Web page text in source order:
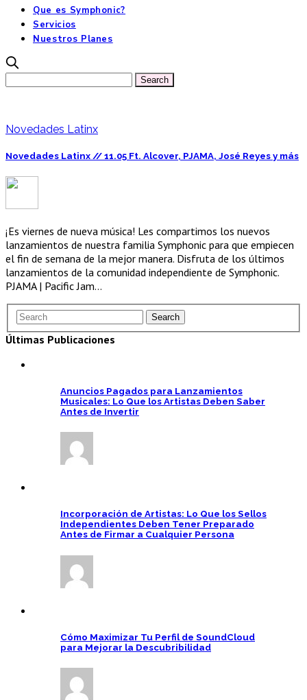
Que es Symphonic?
Servicios
Nuestros Planes
Novedades Latinx
Novedades Latinx // 11.05 Ft. Alcover, PJAMA, José Reyes y más
¡Es viernes de nueva música! Les compartimos los nuevos
lanzamientos de nuestra familia Symphonic para que empiecen
el fin de semana de la mejor manera. Disfruta de los últimos
lanzamientos de la comunidad independiente de Symphonic.
PJAMA | Pacific Jam…
Últimas Publicaciones
Anuncios Pagados para Lanzamientos
Musicales: Lo Que los Artistas Deben Saber
Antes de Invertir
Incorporación de Artistas: Lo Que los Sellos
Independientes Deben Tener Preparado
Antes de Firmar a Cualquier Persona
Cómo Maximizar Tu Perfil de SoundCloud
para Mejorar la Descubribilidad